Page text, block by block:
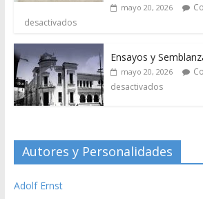
mayo 20, 2026
desactivados
Ensayos y
mayo 20, 2026
desactivados
Autores y Personalidades
Adolf Ernst